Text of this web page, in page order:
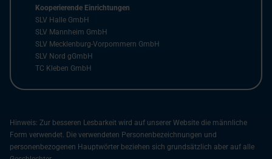
Kooperierende Einrichtungen
SLV Halle GmbH
SLV Mannheim GmbH
SLV Mecklenburg-Vorpommern GmbH
SLV Nord gGmbH
TC Kleben GmbH
Hinweis: Zur besseren Lesbarkeit wird auf unserer Website die männliche
Form verwendet. Die verwendeten Personenbezeichnungen und
personenbezogenen Hauptwörter beziehen sich grundsätzlich aber auf alle